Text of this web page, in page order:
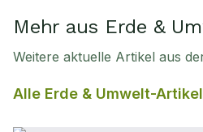
Mehr aus Erde &
Weitere aktuelle Artikel aus
Alle Erde & Umwelt-Artikel